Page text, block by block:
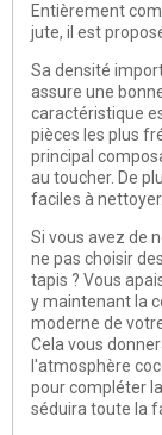
Entièrement
jute, il est
Sa densité
assure une
caractéristique
pièces les plus
principal
au toucher. De
faciles à nettoyer.
Si vous avez de
ne pas choisir
tapis ? Vous
y maintenant la
moderne de
Cela vous
l'atmosphère
pour compléter
séduira toute la